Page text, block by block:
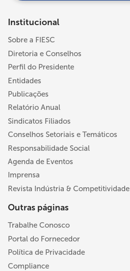
Institucional
Sobre a FIESC
Diretoria e Conselhos
Perfil do Presidente
Entidades
Publicações
Relatório Anual
Sindicatos Filiados
Conselhos Setoriais e Temáticos
Responsabilidade Social
Agenda de Eventos
Imprensa
Revista Indústria & Competitividade
Outras páginas
Trabalhe Conosco
Portal do Fornecedor
Política de Privacidade
Compliance